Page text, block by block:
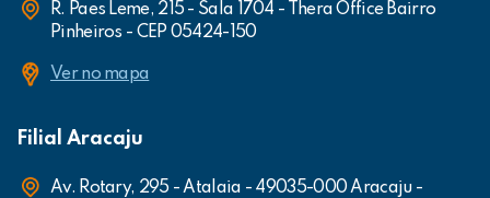
R. Paes Leme, 215 - Sala 1704 - Thera Office Bairro
Pinheiros - CEP 05424-150
Ver no mapa
Filial Aracaju
Av. Rotary, 295 - Atalaia - 49035-000 Aracaju -